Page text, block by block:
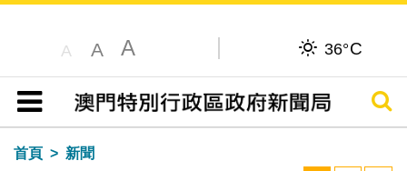
A A A 36°C
目錄
搜尋
首頁
新聞